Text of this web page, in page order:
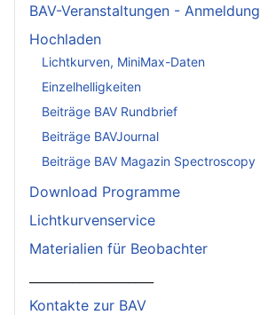
BAV-Veranstaltungen - Anmeldung
Hochladen
Lichtkurven, MiniMax-Daten
Einzelhelligkeiten
Beiträge BAV Rundbrief
Beiträge BAVJournal
Beiträge BAV Magazin Spectroscopy
Download Programme
Lichtkurvenservice
Materialien für Beobachter
Kontakte zur BAV